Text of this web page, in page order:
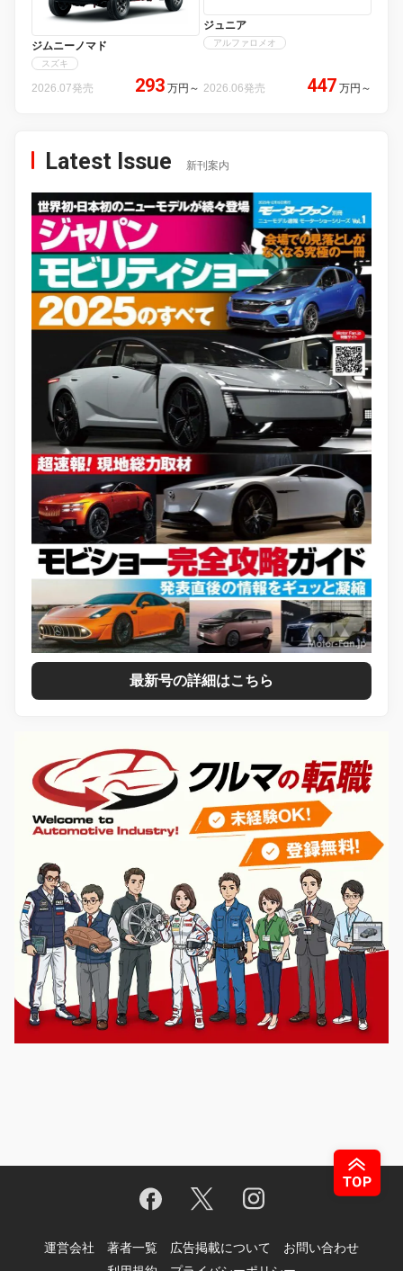
ジムニーノマド
スズキ
2026.07発売 293 万円 ～
ジュニア
アルファロメオ
2026.06発売 447 万円 ～
Latest Issue 新刊案内
最新号の詳細はこちら
運営会社 著者一覧 広告掲載について
お問い合わせ